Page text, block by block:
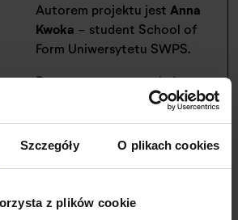
Szczegóły O plikach cookies
z plików cookie
Autorem projektu jest Anna
Kwoka - student School of
Form Uniwersytetu SWPS.
Praca prezentowana była w
ramach wystawy "Projekt
Ogrodzie Działkowym im.
Jazdowie oraz Pawilonie